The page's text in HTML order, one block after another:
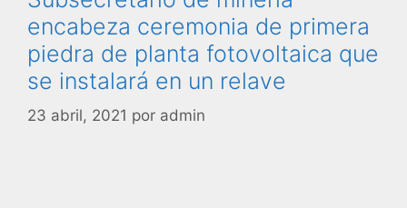
encabeza ceremonia de primera
piedra de planta fotovoltaica que
se instalará en un relave
23 abril, 2021 por admin